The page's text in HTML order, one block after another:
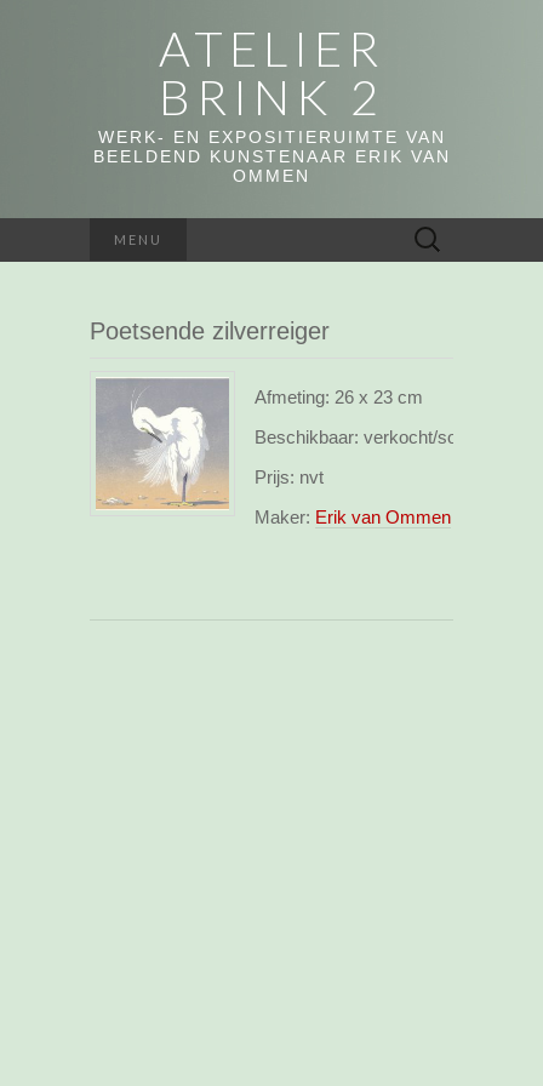
ATELIER
BRINK 2
WERK- EN EXPOSITIERUIMTE VAN
BEELDEND KUNSTENAAR ERIK VAN
OMMEN
MENU
Zoeken
naar:
Poetsende zilverreiger
Afmeting: 26 x 23 cm
Beschikbaar: verkocht/sold out
Prijs: nvt
Maker: Erik van Ommen